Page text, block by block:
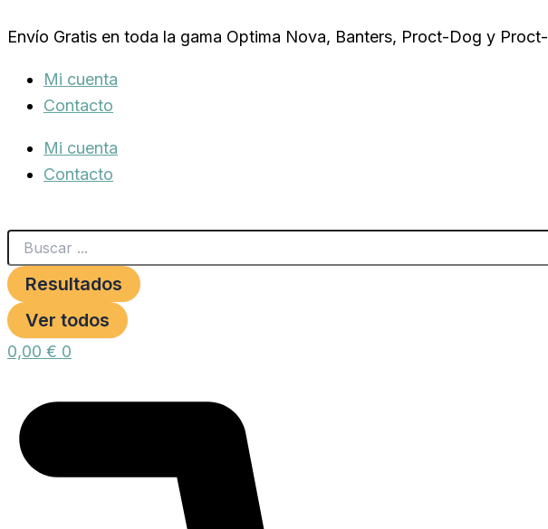
al
Envío Gratis en toda la gama Optima Nova, Banters, Proct-Dog y
Mi cuenta
Contacto
Mi cuenta
Contacto
Resultados
Ver todos
0,00 € 0
INICIACION
cantidad